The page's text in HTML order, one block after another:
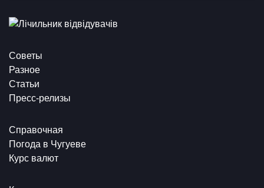
Советы
Разное
Статьи
Пресс-релизы
Справочная
Погода в Чугуеве
Курс валют